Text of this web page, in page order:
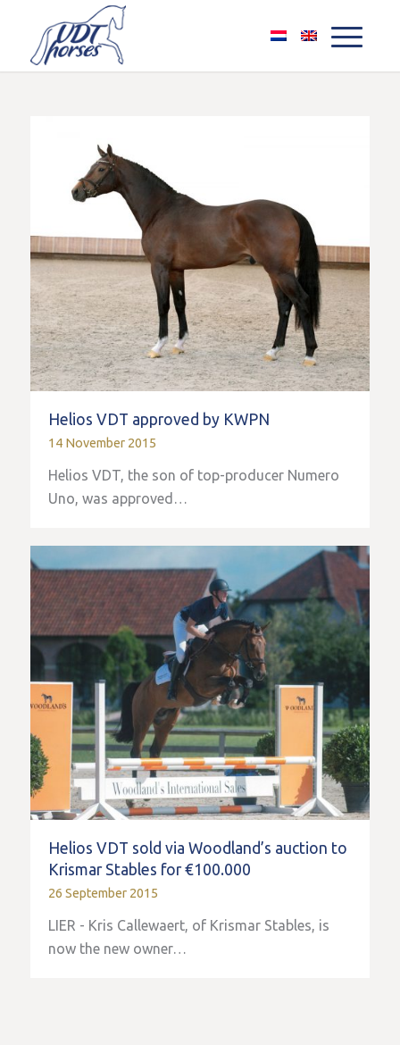
Helios VDT approved by KWPN
14 November 2015
Helios VDT, the son of top-producer Numero
Uno, was approved…
Helios VDT sold via Woodland’s auction to
Krismar Stables for €100.000
26 September 2015
LIER - Kris Callewaert, of Krismar Stables, is
now the new owner…